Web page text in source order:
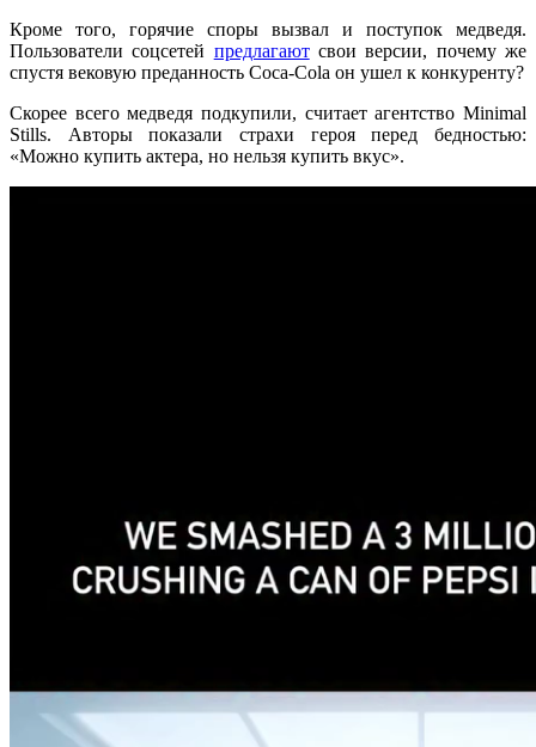
Кроме того, горячие споры вызвал и поступок медведя.
Пользователи соцсетей предлагаютсвои версии, почему же
спустя вековую преданность Coca-Cola он ушел к конкуренту?
Скорее всего медведя подкупили, считает агентство Minimal
Stills. Авторы показали страхи героя перед бедностью:
«Можно купить актера, но нельзя купить вкус».